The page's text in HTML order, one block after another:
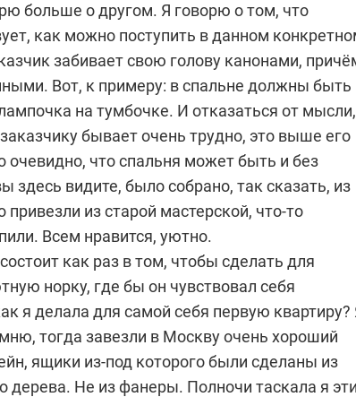
больше о другом. Я говорю о том, что
как можно поступить в данном
забивает свою голову канонами,
Вот, к примеру: в спальне должны быть
на тумбочке. И отказаться от мысли,
бывает очень трудно, это выше его
очевидно, что спальня может быть и без
здесь видите, было собрано, так сказать, из
привезли из старой мастерской, что-то
Всем нравится, уютно.
как раз в том, чтобы сделать для
норку, где бы он чувствовал себя
я делала для самой себя первую квартиру?
тогда завезли в Москву очень хороший
ящики из-под которого были сделаны из
дерева. Не из фанеры. Полночи таскала я эти